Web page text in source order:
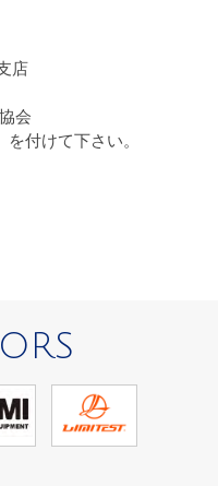
店
会
付けて下さい。